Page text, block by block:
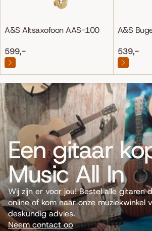
A&S Altsaxofoon AAS-100
599,-
A&S
539,-
Een gitaar
Music All In
Wij zijn er voor jou! Bestel alle gitaren
online of kom naar onze muziekwinkel
deskundig advies.
Neem contact op